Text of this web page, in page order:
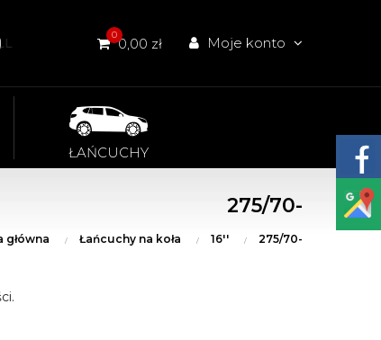
00,00 zł Moje konto
ŁAŃCUCHY
275/70-
główna Łańcuchy na koła 16'' 275/70-